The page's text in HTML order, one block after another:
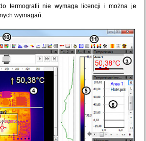
termografii nie wymaga licencji i można je
wymagań.